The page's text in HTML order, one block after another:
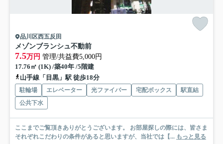
品川区西五反田
メゾンブランシュ不動前
7.5万円 管理/共益費5,000円
17.76㎡ (1K) /築40年 /5階建
山手線「目黒」駅 徒歩18分
駐輪場 エレベーター 光ファイバー 宅配ボックス
駅直結
公共下水
ここまでご覧頂きありがとうございます。 お部屋探しの際には、皆さま
それぞれこだわりの条件があると思いますが、当社では【... もっと見る